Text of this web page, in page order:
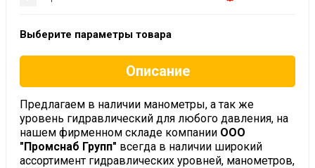
Выберите параметры товара
Описание
Предлагаем в наличии манометры, а так же
уровень гидравлический для любого давления, на
нашем фирменном складе компании ООО
"Промснаб Групп" всегда в наличии широкий
ассортимент гидравлических уровней, манометров,